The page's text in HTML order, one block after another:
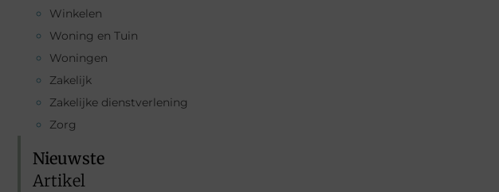
Winkelen
Woning en Tuin
Woningen
Zakelijk
Zakelijke dienstverlening
Zorg
Nieuwste
Artikel